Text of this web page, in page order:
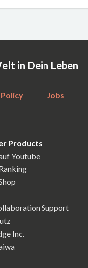
in Dein Leben
Jobs
Products
Youtube
Support
Inc.